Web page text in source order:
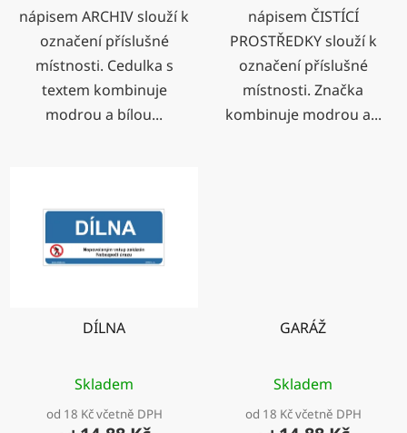
nápisem ARCHIV slouží k
označení příslušné
místnosti. Cedulka s
textem kombinuje
modrou a bílou...
nápisem ČISTÍCÍ
PROSTŘEDKY slouží k
označení příslušné
místnosti. Značka
kombinuje modrou a...
DÍLNA
Skladem
od 18 Kč včetně DPH
GARÁŽ
Skladem
od 18 Kč včetně DPH